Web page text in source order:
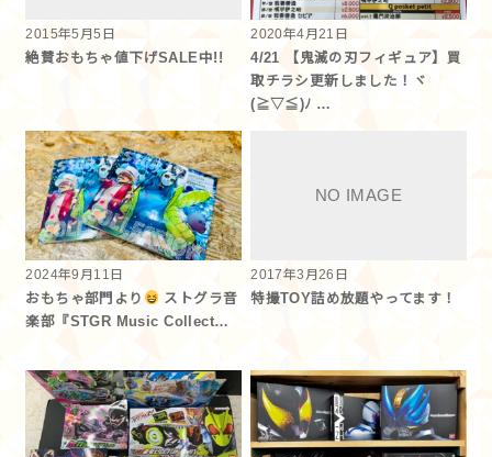
2015年5月5日
絶賛おもちゃ値下げSALE中!!
2020年4月21日
4/21 【鬼滅の刃フィギュア】買
取チラシ更新しました！ヾ
(≧▽≦)ﾉ …
2024年9月11日
おもちゃ部門より
ストグラ音
楽部『STGR Music Collect…
2017年3月26日
特撮TOY詰め放題やってます！